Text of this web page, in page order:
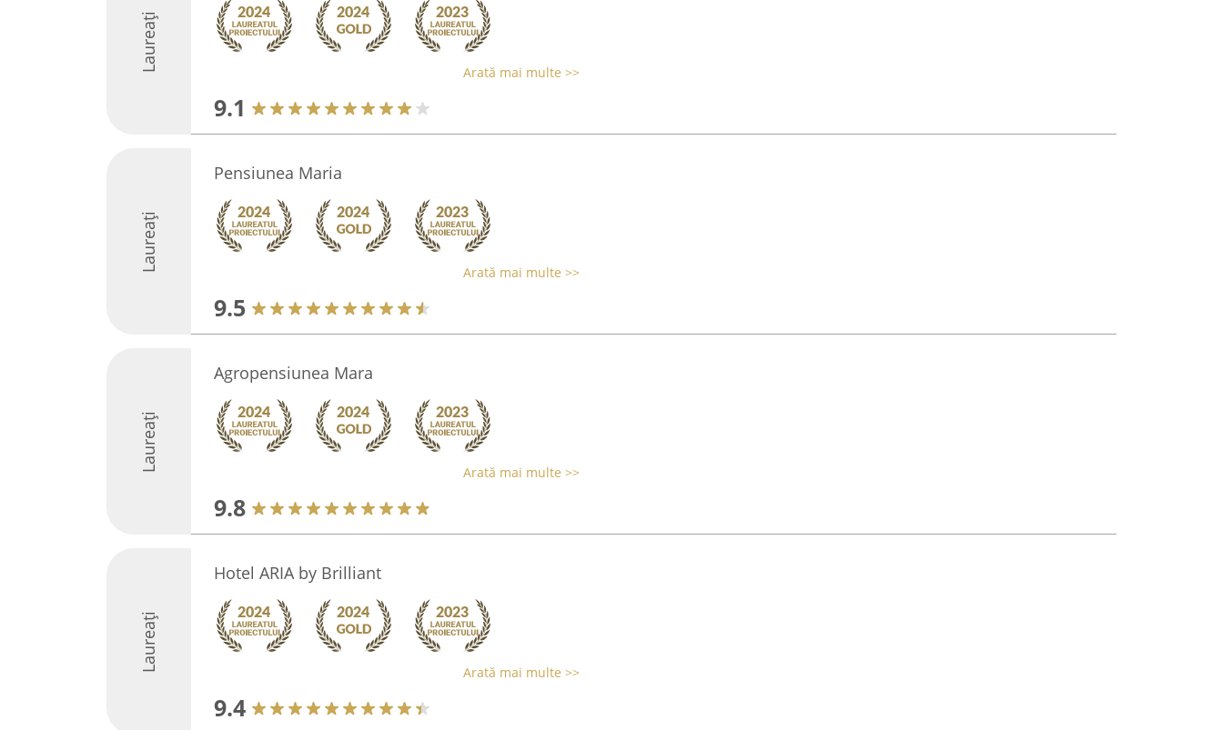
Laureați Arată mai multe >>
9.1
Laureați
Pensiunea Maria
Arată mai multe >>
9.5
Laureați
Agropensiunea Mara
Arată mai multe >>
9.8
Laureați
Hotel ARIA by Brilliant
Arată mai multe >>
9.4